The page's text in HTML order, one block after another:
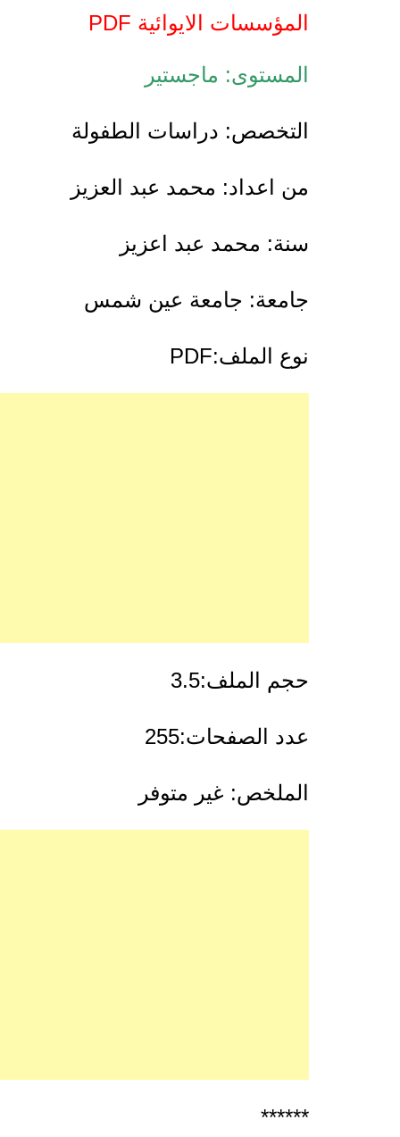
المؤسسات الايوائية PDF
المستوى: ماجستير
التخصص: دراسات الطفولة
من اعداد: محمد عبد العزيز
سنة: محمد عبد اعزيز
جامعة: جامعة عين شمس
نوع الملف:PDF
حجم الملف:3.5
عدد الصفحات:255
الملخص: غير متوفر
******